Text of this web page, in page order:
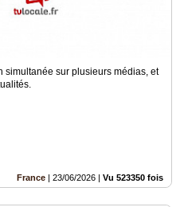
simultanée sur plusieurs médias, et
France | 23/06/2026 | Vu 523350 fois